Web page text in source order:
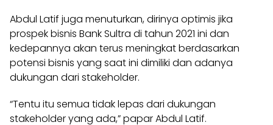
Abdul Latif juga menuturkan, dirinya optimis jika
prospek bisnis Bank Sultra di tahun 2021 ini dan
kedepannya akan terus meningkat berdasarkan
potensi bisnis yang saat ini dimiliki dan adanya
dukungan dari stakeholder.
“Tentu itu semua tidak lepas dari dukungan
stakeholder yang ada,” papar Abdul Latif.